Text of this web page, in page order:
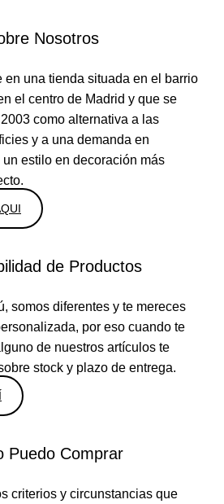
Nosotros
en una tienda situada en el barrio
el centro de Madrid y que se
como alternativa a las
y a una demanda en
estilo en decoración más
de Productos
somos diferentes y te mereces
por eso cuando te
de nuestros artículos te
stock y plazo de entrega.
Puedo Comprar
criterios y circunstancias que